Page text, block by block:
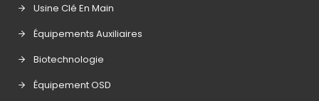
Usine Clé En Main
Équipements Auxiliaires
Biotechnologie
Équipement OSD